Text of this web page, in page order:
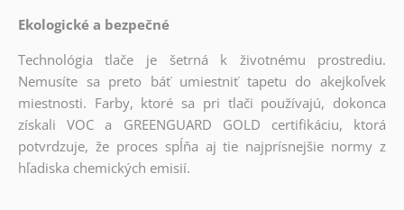
Ekologické a bezpečné
Technológia tlače je šetrná k životnému prostrediu.
Nemusíte sa preto báť umiestniť tapetu do akejkoľvek
miestnosti. Farby, ktoré sa pri tlači používajú, dokonca
získali VOC a GREENGUARD GOLD certifikáciu, ktorá
potvrdzuje, že proces spĺňa aj tie najprísnejšie normy z
hľadiska chemických emisií.